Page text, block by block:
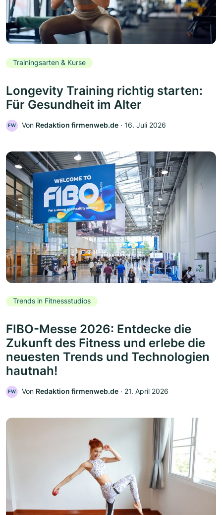
Trainingsarten & Kurse
Longevity Training richtig starten:
Für Gesundheit im Alter
FW Von Redaktion firmenweb.de ‧ 16. Juli 2026
Trends in Fitnessstudios
FIBO-Messe 2026: Entdecke die
Zukunft des Fitness und erlebe die
neuesten Trends und Technologien
hautnah!
FW Von Redaktion firmenweb.de ‧ 21. April 2026